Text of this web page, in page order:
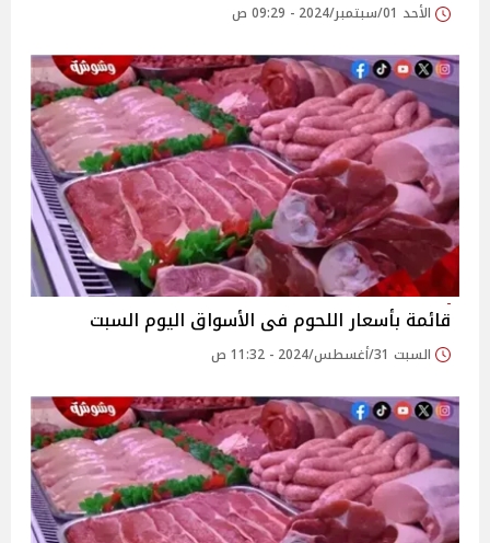
الأحد 01/سبتمبر/2024 - 09:29 ص
قائمة بأسعار اللحوم فى الأسواق اليوم السبت
السبت 31/أغسطس/2024 - 11:32 ص